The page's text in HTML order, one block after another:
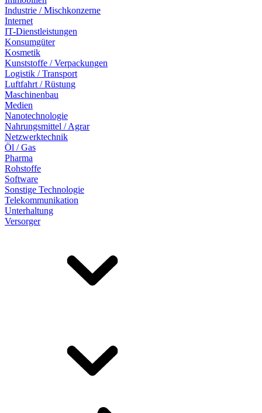
Industrie / Mischkonzerne
Internet
IT-Dienstleistungen
Konsumgüter
Kosmetik
Kunststoffe / Verpackungen
Logistik / Transport
Luftfahrt / Rüstung
Maschinenbau
Medien
Nanotechnologie
Nahrungsmittel / Agrar
Netzwerktechnik
Öl / Gas
Pharma
Rohstoffe
Software
Sonstige Technologie
Telekommunikation
Unterhaltung
Versorger